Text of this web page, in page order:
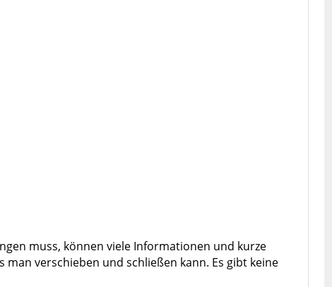
muss, können viele Informationen und kurze
verschieben und schließen kann. Es gibt keine